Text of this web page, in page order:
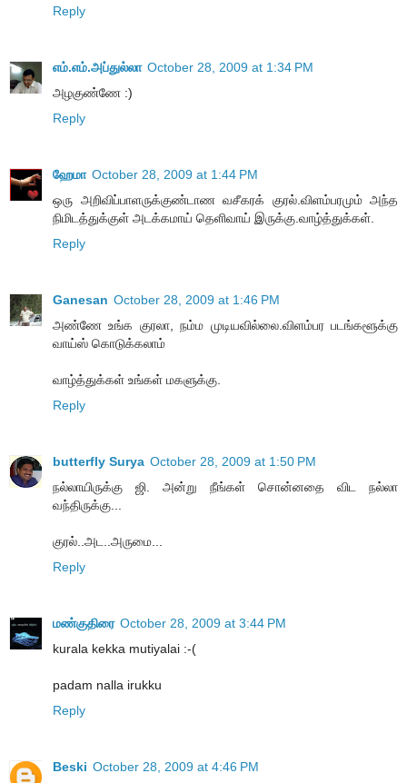
Reply
எம்.எம்.அப்துல்லா October 28, 2009 at 1:34 PM
அழகுண்ணே :)
Reply
ஹேமா October 28, 2009 at 1:44 PM
ஒரு அறிவிப்பாளருக்குண்டாண வசீகரக் குரல்.விளம்பரமும் அந்த
நிமிடத்துக்குள் அடக்கமாய் தெளிவாய் இருக்கு.வாழ்த்துக்கள்.
Reply
Ganesan October 28, 2009 at 1:46 PM
அண்ணே உங்க குரலா, நம்ம முடியவில்லை.விளம்பர படங்களூக்கு
வாய்ஸ் கொடுக்கலாம்
வாழ்த்துக்கள் உங்கள் மகளுக்கு.
Reply
butterfly Surya October 28, 2009 at 1:50 PM
நல்லாயிருக்கு ஜி. அன்று நீங்கள் சொன்னதை விட நல்லா
வந்திருக்கு...
குரல்..அட..அருமை...
Reply
மண்குதிரை October 28, 2009 at 3:44 PM
kurala kekka mutiyalai :-(
padam nalla irukku
Reply
Beski October 28, 2009 at 4:46 PM